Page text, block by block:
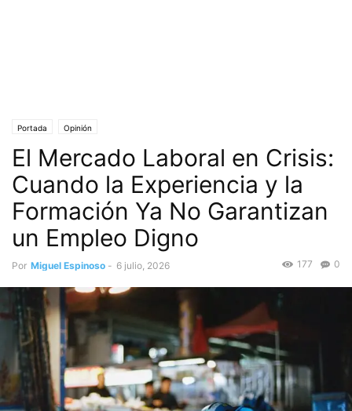
Portada Opinión
El Mercado Laboral en Crisis:
Cuando la Experiencia y la
Formación Ya No Garantizan
un Empleo Digno
Por Miguel Espinoso - 6 julio, 2026 0
177